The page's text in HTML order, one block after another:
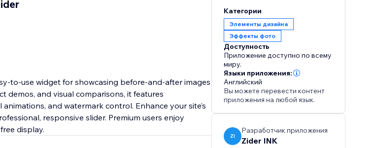
to-use widget for showcasing before-and-after images
demos, and visual comparisons, it features
and watermark control. Enhance your site’s
responsive slider. Premium users enjoy
display.
Категории
Элементы дизайна
Эффекты фото
Доступность
Приложение доступно по всему
миру.
Языки приложения:
Английский
Вы можете перевести контент
приложения на любой язык.
ZI
Разработчик приложения
Zider INK